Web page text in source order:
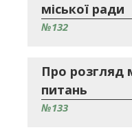
міської ради
№132
Про розгляд
питань
№133